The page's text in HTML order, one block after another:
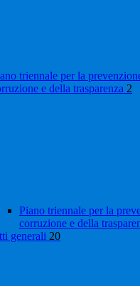
triennale per la
e della trasparenza 2
Piano triennale per la
corruzione e della
generali 20